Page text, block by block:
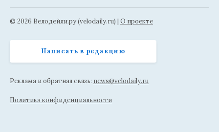
© 2026 Велодейли.ру (velodaily.ru) | О проекте
Написать в редакцию
Реклама и обратная связь: news@velodaily.ru
Политика конфиденциальности